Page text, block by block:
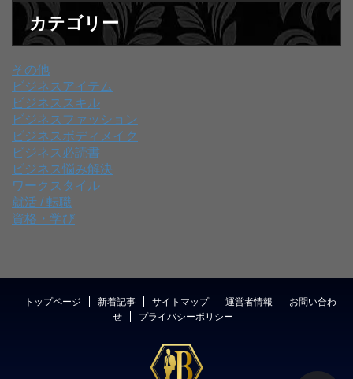
カテゴリー
その他
ビジネスアイテム
ビジネススキル
ビジネスファッション
ビジネスボディメイク
ビジネス必読書
ビジネス悩み解決
ワークスタイル
就活 / 転職
資格・学び
トップページ 新着記事 サイトマップ 運営者情報
お問い合わ
せ
プライバシーポリシー